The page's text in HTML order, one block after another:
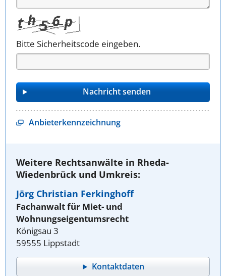
Bitte Sicherheitscode eingeben.
Anbieterkennzeichnung
Weitere Rechtsanwälte in Rheda-
Wiedenbrück und Umkreis:
Jörg Christian Ferkinghoff
Fachanwalt für Miet- und
Wohnungseigentumsrecht
Königsau 3
59555 Lippstadt
Kontaktdaten